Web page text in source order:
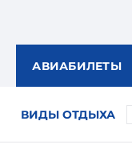
АВИАБИЛЕТЫ
ВИДЫ ОТДЫХА